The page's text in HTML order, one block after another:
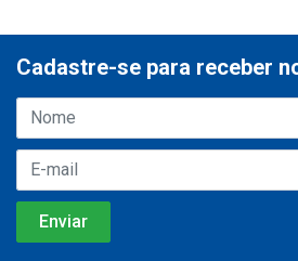
Cadastre-se para receber